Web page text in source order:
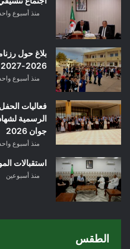
منذ أسبوع واحد
بلاغ حول
2026-2027
منذ أسبوع واحد
فعاليات
الرسمية
جوان 2026
منذ أسبوع واحد
استقبالات
منذ أسبوعين
الطقس